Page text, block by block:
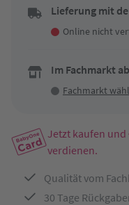
Lieferung mit
Online nicht
Im Fachmarkt
Fachmarkt
Jetzt kaufen und
verdienen.
Qualität vom
30 Tage